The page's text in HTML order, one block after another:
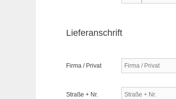
Lieferanschrift
Firma / Privat
Straße + Nr.